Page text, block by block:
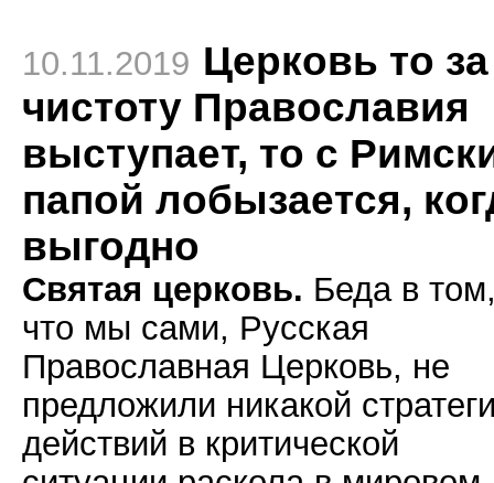
10.11.2019 Церковь то за
чистоту Православия
выступает, то с
папой лобызается,
выгодно
Святая церковь. Беда в
что мы сами, Русская
Православная Церковь, не
предложили никакой
действий в критической